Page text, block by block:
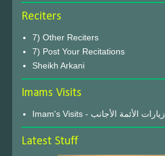
Reciters
7) Other Reciters
7) Post Your Recitations
Sheikh Arkani
Imams Visits
Imam's Visits - زيارات الأئمة الأجانب
Latest Stuff